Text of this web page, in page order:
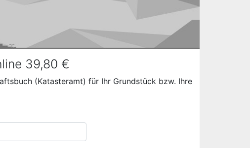
39,80 €
(Katasteramt) für Ihr Grundstück bzw. Ihre